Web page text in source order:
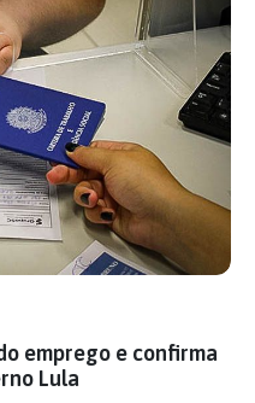
emprego e confirma
Lula